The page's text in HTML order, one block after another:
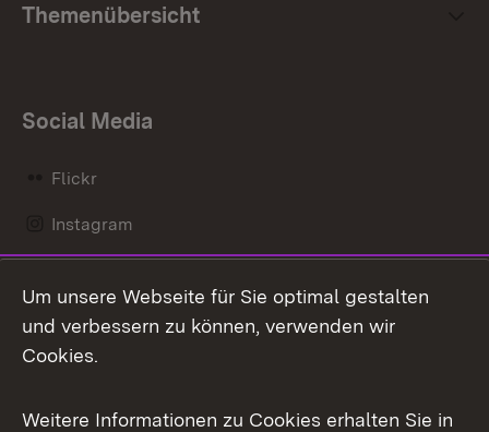
Themenübersicht
Social Media
Flickr
Instagram
Mastodon
Messenger
Social Wall
Um unsere Webseite für Sie optimal gestalten
und verbessern zu können, verwenden wir
Cookies.
Weitere Informationen zu Cookies erhalten Sie in